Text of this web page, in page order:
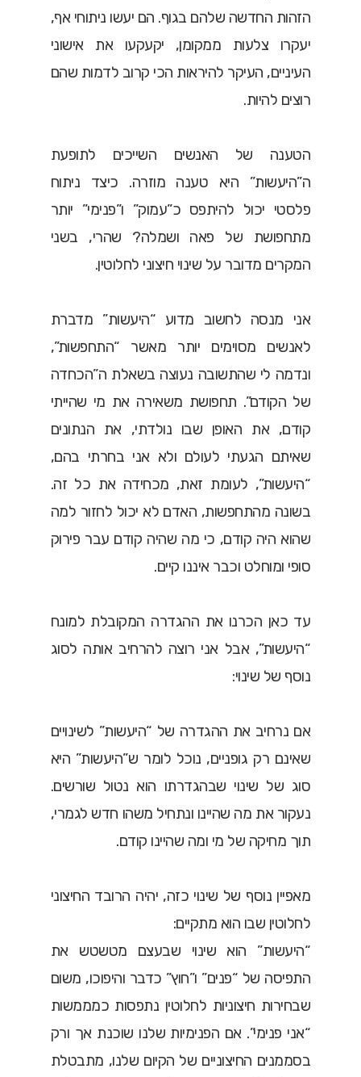
הזהות החדשה שלהם בגוף. הם יעשו ניתוחי אף,
יעקרו צלעות ממקומן, יקעקעו את אישוני
העיניים, העיקר להיראות הכי קרוב לדמות שהם
רוצים להיות.
הטענה של האנשים השייכים לתופעת
ה”היעשות” היא טענה מוזרה. כיצד ניתוח
פלסטי יכול להיתפס כ”עמוק” ו”פנימי” יותר
מתחפושת של פאה ושמלה? שהרי, בשני
המקרים מדובר על שינוי חיצוני לחלוטין.
אני מנסה לחשוב מדוע “היעשות” מדברת
לאנשים מסוימים יותר מאשר “התחפשות”,
ונדמה לי שהתשובה נעוצה בשאלת ה”הכחדה
של הקודם”. תחפושת משאירה את מי שהייתי
קודם, את האופן שבו נולדתי, את הנתונים
שאיתם הגעתי לעולם ולא אני בחרתי בהם,
“היעשות”, לעומת זאת, מכחידה את כל זה.
בשונה מהתחפשות, האדם לא יכול לחזור למה
שהוא היה קודם, כי מה שהיה קודם עבר פירוק
סופי ומוחלט וכבר איננו קיים.
עד כאן הכרנו את ההגדרה המקובלת למונח
“היעשות”, אבל אני רוצה להרחיב אותה לסוג
נוסף של שינוי:
אם נרחיב את ההגדרה של “היעשות” לשינויים
שאינם רק גופניים, נוכל לומר ש”היעשות” היא
סוג של שינוי שבהגדרתו הוא נטול שורשים.
נעקור את מה שהיינו ונתחיל משהו חדש לגמרי,
תוך מחיקה של מי ומה שהיינו קודם.
מאפיין נוסף של שינוי כזה, יהיה הרובד החיצוני
לחלוטין שבו הוא מתקיים:
“היעשות” הוא שינוי שבעצם מטשטש את
התפיסה של “פנים” ו”חוץ” כדבר והיפוכו, משום
שבחירות חיצוניות לחלוטין נתפסות כמממשות
“אני פנימי”. אם הפנימיות שלנו שוכנת אך ורק
בסממנים החיצוניים של הקיום שלנו, מתבטלת